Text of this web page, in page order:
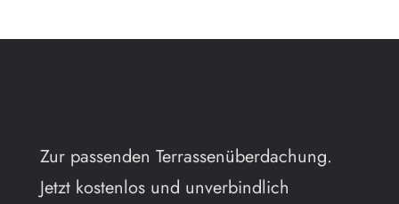
Zur passenden Terrassenüberdachung.
Jetzt kostenlos und unverbindlich